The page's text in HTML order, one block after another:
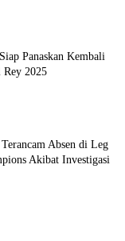
Panaskan Kembali
Rey 2025
Absen di Leg
Akibat Investigasi